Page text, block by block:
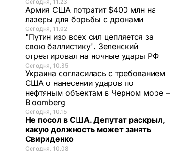
Сегодня, 11.23
Армия США потратит $400 млн на
лазеры для борьбы с дронами
Сегодня, 11.02
"Путин изо всех сил цепляется за
свою баллистику". Зеленский
отреагировал на ночные удары РФ
Сегодня, 10.35
Украина согласилась с требованием
США о нанесении ударов по
нефтяным объектам в Черном море –
Bloomberg
Сегодня, 10.15
Не посол в США. Депутат раскрыл,
какую должность может занять
Свириденко
Сегодня, 10.08